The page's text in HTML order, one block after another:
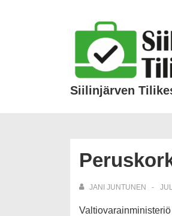
Siilinjärven
JANI JUNTUNEN